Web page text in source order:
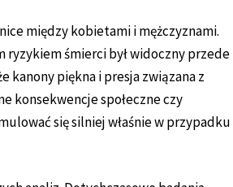
między kobietami i mężczyznami.
ryzykiem śmierci był widoczny przede
kanony piękna i presja związana z
konsekwencje społeczne czy
się silniej właśnie w przypadku